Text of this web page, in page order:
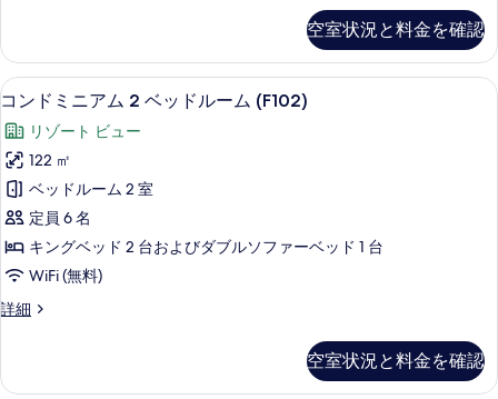
を
表
示
す
る
ド
ル
ー
ム
(E105)
の
す
べ
て
の
を
ニ
ア
ム
ベ
ッ
ド
ル
ー
ム
(E105)
の
詳
細
空室状況と料金を確認
コ
ン
ド
ミ
ニ
ア
ム
ベ
ド
コンドミニアム 2 ベッドルーム
24
コンドミニアム 2 ベッドルーム (F102)
リゾート ビュー
122 ㎡
ベッドルーム 2 室
定員 6 名
キングベッド 2 台およびダブルソファーベッド 1 台
WiFi (無料)
詳細
コ
ニ
空室状況と料金を確認